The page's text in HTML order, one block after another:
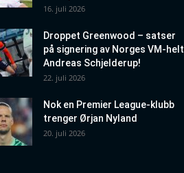
16. juli 2026
Droppet Greenwood – satser
på signering av Norges VM-helt
Andreas Schjelderup!
22. juli 2026
Nok en Premier League-klubb
trenger Ørjan Nyland
20. juli 2026